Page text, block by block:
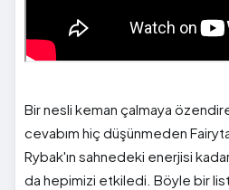
Bir nesli keman çalmaya
cevabım hiç düşünmeden
Rybak'ın sahnedeki enerjisi
da hepimizi etkiledi. Böyle bir